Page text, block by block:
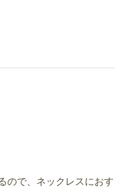
ので、ネックレスにおす